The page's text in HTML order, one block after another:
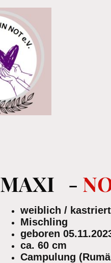
MAXI -
weiblich / kastriert
Mischling
geboren
ca. 60 cm
Campulung